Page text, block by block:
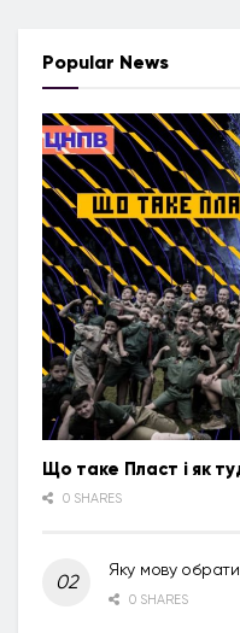
Popular News
Що таке Пласт і як
0 SHARES
Яку мову
0 SHARES